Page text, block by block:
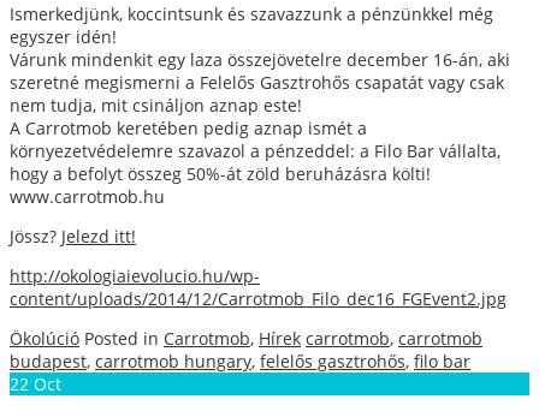
Ismerkedjünk, koccintsunk és szavazzunk a pénzünkkel még
egyszer idén!
Várunk mindenkit egy laza összejövetelre december 16-án, aki
szeretné megismerni a Felelős Gasztrohős csapatát vagy csak
nem tudja, mit csináljon aznap este!
A Carrotmob keretében pedig aznap ismét a
környezetvédelemre szavazol a pénzeddel: a Filo Bar vállalta,
hogy a befolyt összeg 50%-át zöld beruházásra költi!
www.carrotmob.hu
Jössz? Jelezd itt!
http://okologiaievolucio.hu/wp-
content/uploads/2014/12/Carrotmob_Filo_dec16_FGEvent2.jpg
Ökolúció Posted in Carrotmob, Hírek carrotmob, carrotmob
budapest, carrotmob hungary, felelős gasztrohős, filo bar
22 Oct